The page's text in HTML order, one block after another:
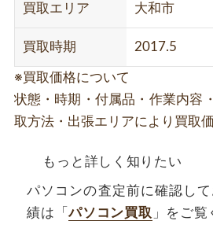
買取エリア 大和市
買取時期 2017.5
※買取価格について
状態・時期・付属品・作業内容
取方法・出張エリアにより買取
もっと詳しく知りたい
パソコンの査定前に確認し
績は「パソコン買取 」をご覧